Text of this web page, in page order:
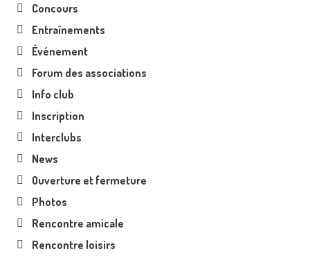
Concours
Entraînements
Événement
Forum des associations
Info club
Inscription
Interclubs
News
Ouverture et fermeture
Photos
Rencontre amicale
Rencontre loisirs